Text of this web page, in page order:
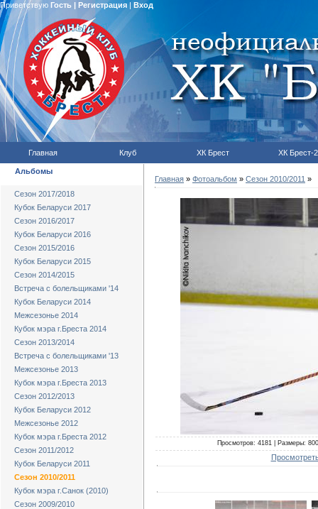
Приветствую Гость | Регистрация| Вход
Главная Клуб ХК Брест ХК Брест-2
Альбомы
Сезон 2017/2018
Кубок Беларуси 2017
Сезон 2016/2017
Кубок Беларуси 2016
Сезон 2015/2016
Кубок Беларуси 2015
Сезон 2014/2015
Встреча с болельщиками '14
Кубок Беларуси 2014
Межсезонье 2014
Кубок мэра г.Бреста 2014
Сезон 2013/2014
Встреча с болельщиками '13
Межсезонье 2013
Кубок мэра г.Бреста 2013
Сезон 2012/2013
Кубок Беларуси 2012
Межсезонье 2012
Кубок мэра г.Бреста 2012
Сезон 2011/2012
Кубок Беларуси 2011
Сезон 2010/2011
Кубок мэра г.Санок (2010)
Сезон 2009/2010
Главная » Фотоальбом » Сезон 2010/2011 »
Просмотров: 4181 | Размеры: